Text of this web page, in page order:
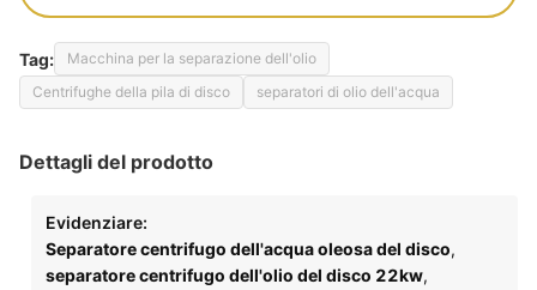
Tag:
Macchina per la separazione dell'olio
Centrifughe della pila di disco
separatori di olio dell'acqua
Dettagli del prodotto
Evidenziare:
Separatore centrifugo dell'acqua oleosa del disco,
separatore centrifugo dell'olio del disco 22kw,